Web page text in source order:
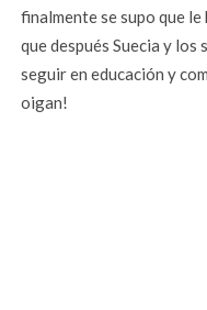
finalmente se supo que
que después Suecia y
seguir en educación y
oigan!